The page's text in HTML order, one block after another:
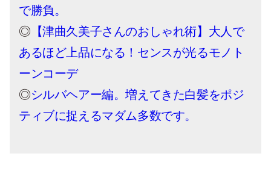
で勝負。
◎ 【津曲久美子さんのおしゃれ術】大人で
あるほど上品になる！センスが光るモノト
ーンコーデ
◎シルバヘアー編。増えてきた白髪をポジ
ティブに捉えるマダム多数です。